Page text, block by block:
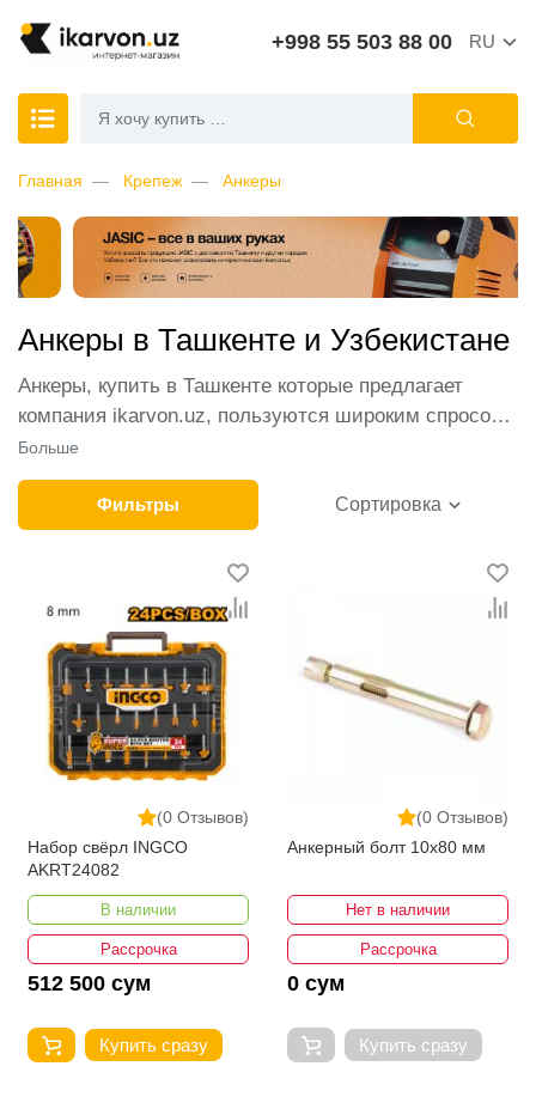
+998 55 503 88 00 RU
Главная Крепеж Анкеры
Анкеры в Ташкенте и Узбекистане
Анкеры, купить в Ташкенте которые предлагает
компания ikarvon.uz, пользуются широким спросом
среди наших клиентов. Мы обеспечиваем лучшие
условия продажи этой категории товара. Анкеры в
интернет-магазине представлены ведущими
производителями и брендами, список которых
постоянно расширяется. Мы доставляем товар в
любом количестве по всей территории страны. Все
это дополняет лучшая по Узбекистану стоимость,
Анкеры от ikarvon.uz — это самый широкий
диапазон цен. Причем здесь представлена
оптимальная цена для каждой позиции из категории
Анкеры.
Больше
Фильтры Сортировка
(0 Отзывов)
Набор свёрл INGCO
AKRT24082
В наличии
Рассрочка
512 500 сум
Купить сразу
(0 Отзывов)
Анкерный болт 10х80 мм
Нет в наличии
Рассрочка
0 сум
Купить сразу